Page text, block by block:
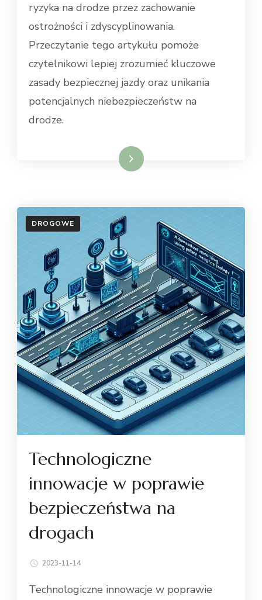
ryzyka na drodze przez zachowanie
ostrożności i zdyscyplinowania.
Przeczytanie tego artykułu pomoże
czytelnikowi lepiej zrozumieć kluczowe
zasady bezpiecznej jazdy oraz unikania
potencjalnych niebezpieczeństw na
drodze.
Dowiedz się więcej
DROGOWE
Technologiczne
innowacje w poprawie
bezpieczeństwa na
drogach
2023-11-14
Technologiczne innowacje w poprawie